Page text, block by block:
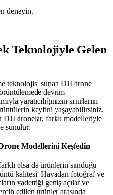
deneyin.
Teknolojiyle Gelen
teknolojisi sunan DJI drone
devrim
yaratıcılığınızın sınırlarını
keyfini yaşayabilirsiniz.
dronelar, farklı modelleriyle
sunulur.
Modellerini Keşfedin
olsa da ürünlerin sunduğu
kalitesi. Havadan fotoğraf ve
vadettiği geniş açılar ve
edilen ürünler arasında